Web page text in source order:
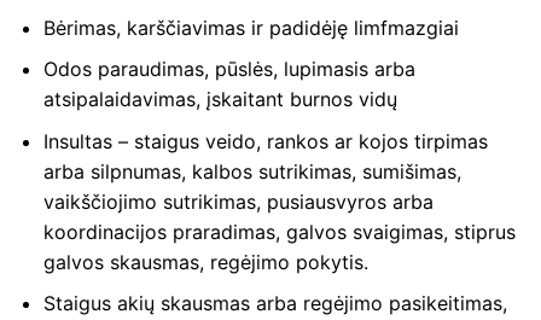
Bėrimas, karščiavimas ir padidėję limfmazgiai
Odos paraudimas, pūslės, lupimasis arba
atsipalaidavimas, įskaitant burnos vidų
Insultas – staigus veido, rankos ar kojos tirpimas
arba silpnumas, kalbos sutrikimas, sumišimas,
vaikščiojimo sutrikimas, pusiausvyros arba
koordinacijos praradimas, galvos svaigimas, stiprus
galvos skausmas, regėjimo pokytis.
Staigus akių skausmas arba regėjimo pasikeitimas,